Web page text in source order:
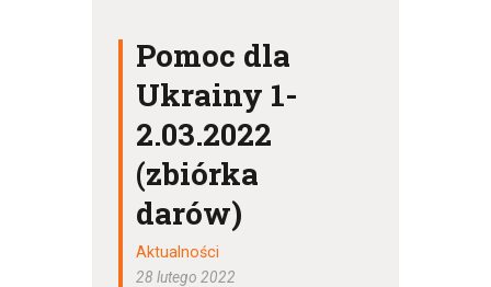
WYDARZENIA
KONTAKT
Pomoc dla
Ukrainy 1-
2.03.2022
(zbiórka
darów)
Aktualności
28 lutego 2022